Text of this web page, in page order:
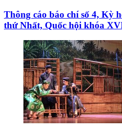
Thông cáo báo chí số 4, Kỳ
thứ Nhất, Quốc hội khóa